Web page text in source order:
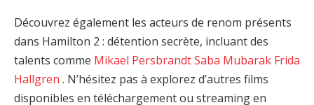
Découvrez également les acteurs de renom présents
dans Hamilton 2 : détention secrète, incluant des
talents comme Mikael PersbrandtSaba Mubarak Frida
Hallgren . N’hésitez pas à explorez d’autres films
disponibles en téléchargement ou streaming en